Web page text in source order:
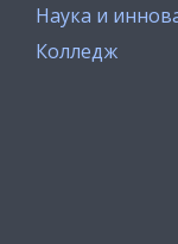
Наука и
Колледж